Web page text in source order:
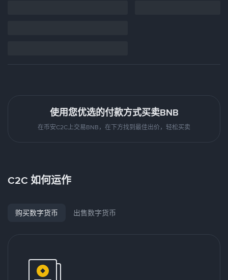
使用您优选的付款方式买卖BNB
在币安C2C上交易BNB，在下方找到最佳出价，轻松买卖
C2C 如何运作
购买数字货币 出售数字货币